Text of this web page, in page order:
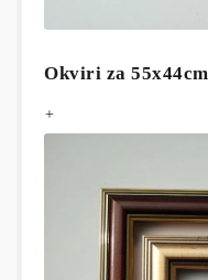
Okviri za 55x44cm
+